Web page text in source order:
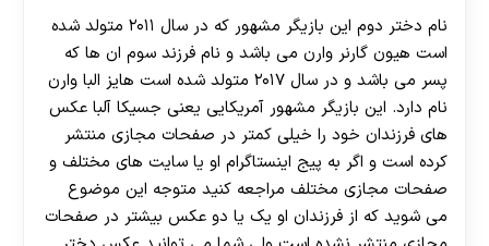
نام دختر دوم این بازیگر مشهور که در سال ۲۰۱۱ متولد شده
است هیون گارنر وارن می باشد و نام فرزند سوم ان ها که
پسر می باشد و در سال ۲۰۱۷ متولد شده است هایز البا وارن
نام دارد. این بازیگر مشهور آمریکایی یعنی جسیکا آلبا عکس
های فرزندان خود را خیلی کمتر در صفحات مجازی منتشر
کرده است و اگر به پیج اینستاگرام او یا سایت های مختلف و
صفحات مجازی مختلف مراجعه کنید متوجه این موضوع
می ‌شوید که از فرزندان او یک یا دو عکس بیشتر در صفحات